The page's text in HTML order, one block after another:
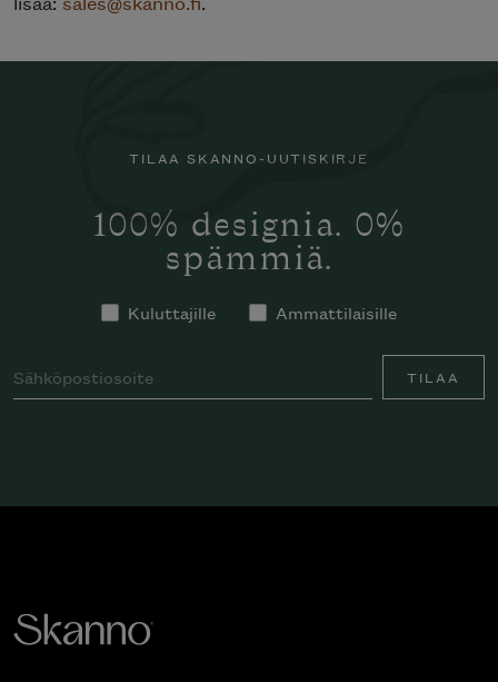
TILAA SKANNO-UUTISKIRJE
100% designia. 0%
spämmiä.
Kuluttajille Ammattilaisille
TILAA